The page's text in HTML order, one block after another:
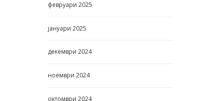
февруари 2025
јануари 2025
декември 2024
ноември 2024
октомври 2024